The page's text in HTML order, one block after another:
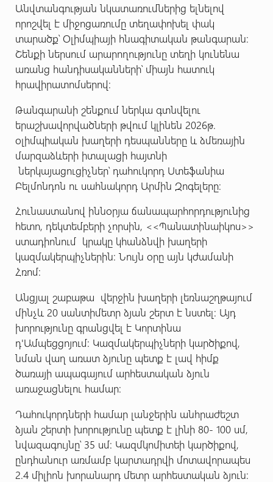
Անվտանգության նկատառումներից ելնելով
որոշվել է միջոցառումը տեղափոխել փակ
տարածք՝ Օլիմպիայի հնագիտական թանգարան։
Շենքի ներսում արարողությունը տեղի կունենա
առանց հանդիսականների՝ միայն հատուկ
հրավիրատոմսերով:
Թանգարանի շենքում ներկա գտնվելու
երաշխավորվածների թվում կլինեն 2026թ.
օլիմպիական խաղերի դեսպանները և ձմեռային
մարզաձևերի իտալացի հայտնի
ներկայացուցիչներ՝ դահուկորդ Ստեֆանիա
Բելմոնդոն ու սահնակորդ Արմին Զոգելերը։
Հունաստանով իննօրյա ճանապարհորդությունից
հետո, դեկտեմբերի չորսին, <<Պանատինաիկոս>>
ստադիոնում կրակը կհանձնվի խաղերի
կազմակերպիչներին: Նույն օրը այն կժամանի
Հռոմ:
Անցյալ շաբաթա վերջին խաղերի լեռնաշղթայում
մինչև 20 սանտիմետր ձյան շերտ է նստել: Այդ
խորությունը գրանցվել է Կորտինա
դ'Ամպեցցոյում: Կազմակերպիչների կարծիքով,
նման վաղ առատ ձյունը պետք է լավ հիմք
ծառայի ապագայում արհեստական ձյուն
առաջացնելու համար:
Դահուկորդների համար լանջերին անհրաժեշտ
ձյան շերտի խորությունը պետք է լինի 80- 100 սմ,
նվազագույնը՝ 35 սմ: Կազմկոմիտեի կարծիքով,
ընդհանուր առմամբ կարտադրվի մոտավորապես
2.4 միլիոն խորանարդ մետր արհեստական ձյուն: